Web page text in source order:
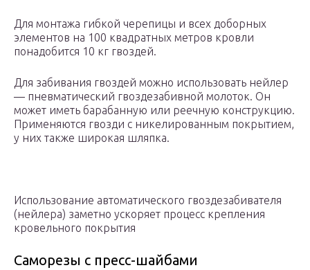
Для монтажа гибкой черепицы и всех доборных
элементов на 100 квадратных метров кровли
понадобится 10 кг гвоздей.
Для забивания гвоздей можно использовать нейлер
— пневматический гвоздезабивной молоток. Он
может иметь барабанную или реечную конструкцию.
Применяются гвозди с никелированным покрытием,
у них также широкая шляпка.
Использование автоматического гвоздезабивателя
(нейлера) заметно ускоряет процесс крепления
кровельного покрытия
Саморезы с пресс-шайбами